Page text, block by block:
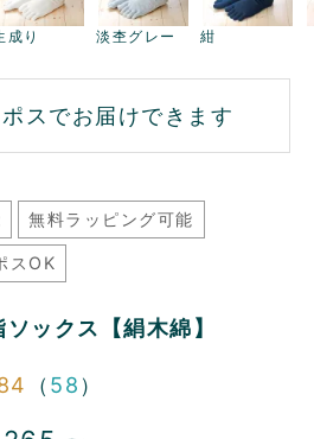
成り 淡杢グレー 紺
スでお届けできます
無料ラッピング可能
スOK
ックス【絹木綿】
（ 58 ）